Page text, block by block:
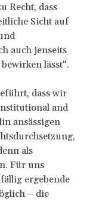
Recht, dass
Sicht auf
auch jenseits
lässt“.
dass wir
and
ansässigen
als
Für uns
ergebende
– die